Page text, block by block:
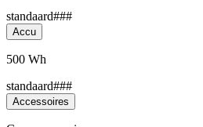
standaard###
Accu
500 Wh
standaard###
Accessoires